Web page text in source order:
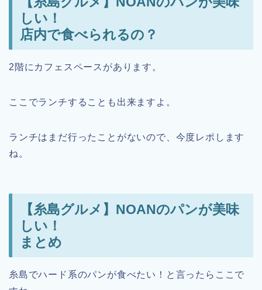
しい！
店内で食べられるの？
2階にカフェスペースがあります。
ここでランチすることも出来ますよ。
ランチはまだ行ったことがないので、今度レポします
ね。
【糸島グルメ】NOANのパンが美味
しい！
まとめ
糸島でハード系のパンが食べたい！と言ったらここで